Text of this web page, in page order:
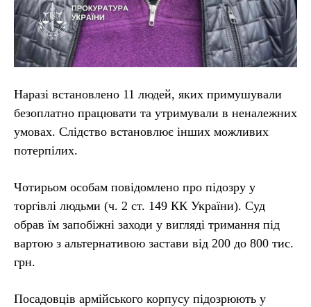
Наразі встановлено 11 людей, яких примушували
безоплатно працювати та утримували в неналежних
умовах. Слідство встановлює інших можливих
потерпілих.
Чотирьом особам повідомлено про підозру у
торгівлі людьми (ч. 2 ст. 149 КК України). Суд
обрав їм запобіжні заходи у вигляді тримання під
вартою з альтернативою застави від 200 до 800 тис.
грн.
Посадовців армійського корпусу підозрюють у